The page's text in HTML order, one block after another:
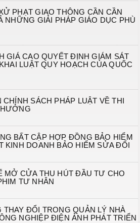
PHẠT GIAO THÔNG CẦN CẦN
NHỮNG GIẢI PHÁP GIÁO DỤC PHÙ
GIÁ CAO QUYẾT ĐỊNH GIÁM SÁT
LUẬT QUY HOẠCH CỦA QUỐC
CHÍNH SÁCH PHÁP LUẬT VỀ THI
BẤT CẬP HỢP ĐỒNG BẢO HIỂM
KINH DOANH BẢO HIỂM SỬA ĐỔI
MỞ CỬA THU HÚT ĐẦU TƯ CHO
TƯ NHÂN
THAY ĐỔI TRONG QUẢN LÝ NHÀ
NGHIỆP ĐIỆN ẢNH PHÁT TRIỂN